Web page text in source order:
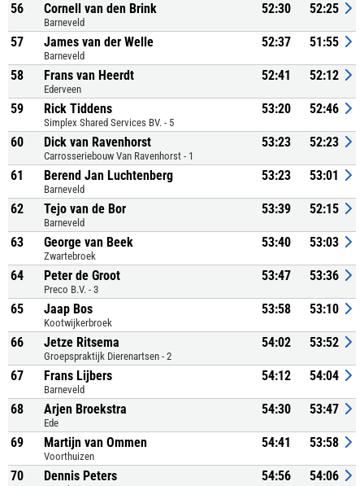
56 Cornell van den Brink
Barneveld
52:30 52:25
57 James van der Welle
Barneveld
52:37 51:55
58 Frans van Heerdt
Ederveen
52:41 52:12
59 Rick Tiddens
Simplex Shared Services BV. - 5
53:20 52:46
60 Dick van Ravenhorst
Carrosseriebouw Van Ravenhorst - 1
53:23 52:23
61 Berend Jan Luchtenberg
Barneveld
53:23 53:01
62 Tejo van de Bor
Barneveld
53:39 52:15
63 George van Beek
Zwartebroek
53:40 53:03
64 Peter de Groot
Preco B.V. - 3
53:47 53:36
65 Jaap Bos
Kootwijkerbroek
53:58 53:10
66 Jetze Ritsema
Groepspraktijk Dierenartsen - 2
54:02 53:52
67 Frans Lijbers
Barneveld
54:12 54:04
68 Arjen Broekstra
Ede
54:30 53:47
69 Martijn van Ommen
Voorthuizen
54:41 53:58
70 Dennis Peters 54:56 54:06